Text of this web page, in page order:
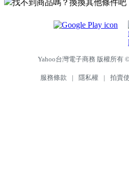
找不到商品嗎？換換其他條件吧
Yahoo台灣電子商務 版權所有
服務條款 | 隱私權 | 拍賣